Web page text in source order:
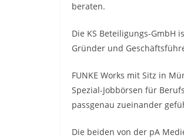
beraten.
Die KS Beteiligungs-GmbH
Gründer und
FUNKE Works mit Sitz in
Spezial-Jobbörsen für
passgenau zueinander
Die beiden von der pA